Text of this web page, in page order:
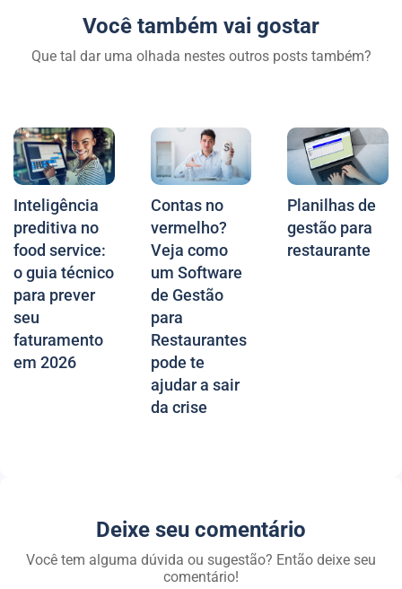
Você também vai gostar
Que tal dar uma olhada nestes outros posts também?
Inteligência
preditiva no
food service:
o guia técnico
para prever
seu
faturamento
em 2026
Contas no
vermelho?
Veja como
um Software
de Gestão
para
Restaurantes
pode te
ajudar a sair
da crise
Planilhas de
gestão para
restaurante
Deixe seu comentário
Você tem alguma dúvida ou sugestão? Então deixe seu
comentário!